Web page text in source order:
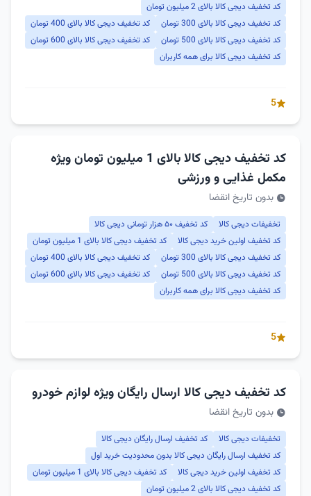
کد تخفیف دیجی کالا بالای 2 میلیون تومان
کد تخفیف دیجی کالا بالای 300 تومان
کد تخفیف دیجی کالا بالای 400 تومان
کد تخفیف دیجی کالا بالای 500 تومان
کد تخفیف دیجی کالا بالای 600 تومان
کد تخفیف دیجی کالا برای همه کاربران
5
کد تخفیف دیجی کالا بالای 1 میلیون تومان ویژه
مکمل غذایی و ورزشی
بدون تاریخ انقضا
تخفیفات دیجی کالا
کد تخفیف ۵۰ هزار تومانی دیجی کالا
کد تخفیف اولین خرید دیجی کالا
کد تخفیف دیجی کالا بالای 1 میلیون تومان
کد تخفیف دیجی کالا بالای 300 تومان
کد تخفیف دیجی کالا بالای 400 تومان
کد تخفیف دیجی کالا بالای 500 تومان
کد تخفیف دیجی کالا بالای 600 تومان
کد تخفیف دیجی کالا برای همه کاربران
5
کد تخفیف دیجی کالا ارسال رایگان ویژه لوازم خودرو
بدون تاریخ انقضا
تخفیفات دیجی کالا
کد تخفیف ارسال رایگان دیجی کالا
کد تخفیف ارسال رایگان دیجی کالا بدون محدودیت خرید اول
کد تخفیف اولین خرید دیجی کالا
کد تخفیف دیجی کالا بالای 1 میلیون تومان
کد تخفیف دیجی کالا بالای 2 میلیون تومان